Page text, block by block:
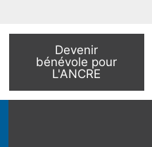
Devenir
bénévole pour
L'ANCRE